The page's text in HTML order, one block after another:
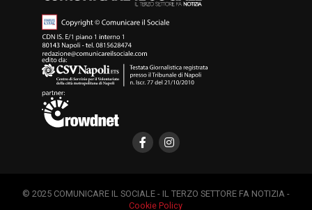
© 2025 COMUNICARE IL SOCIALE - IL TERZO SETTORE FA NOTIZIA -
Cookie Policy